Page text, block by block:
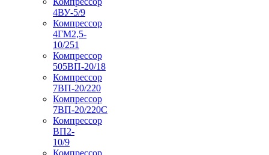
4ВУ-5/9
Компрессор
4ГМ2,5-
10/251
Компрессор
505ВП-20/18
Компрессор
7ВП-20/220
Компрессор
7ВП-20/220С
Компрессор
ВП2-
10/9